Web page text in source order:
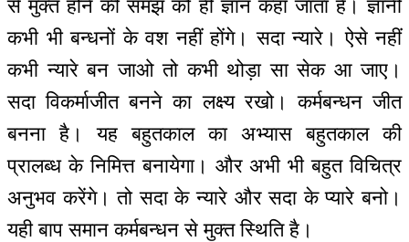
से मुक्त होने की समझ को ही ज्ञान कहा जाता है। ज्ञानी
कभी भी बन्धनों के वश नहीं होंगे। सदा न्यारे। ऐसे नहीं
कभी न्यारे बन जाओ तो कभी थोड़ा सा सेक आ जाए।
सदा विकर्माजीत बनने का लक्ष्य रखो। कर्मबन्धन जीत
बनना है। यह बहुतकाल का अभ्यास बहुतकाल की
प्रालब्ध के निमित्त बनायेगा। और अभी भी बहुत विचित्र
अनुभव करेंगे। तो सदा के न्यारे और सदा के प्यारे बनो।
यही बाप समान कर्मबन्धन से मुक्त स्थिति है।